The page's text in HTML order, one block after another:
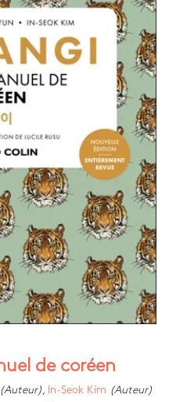
de coréen
(Auteur) In-Seok Kim (Auteur)